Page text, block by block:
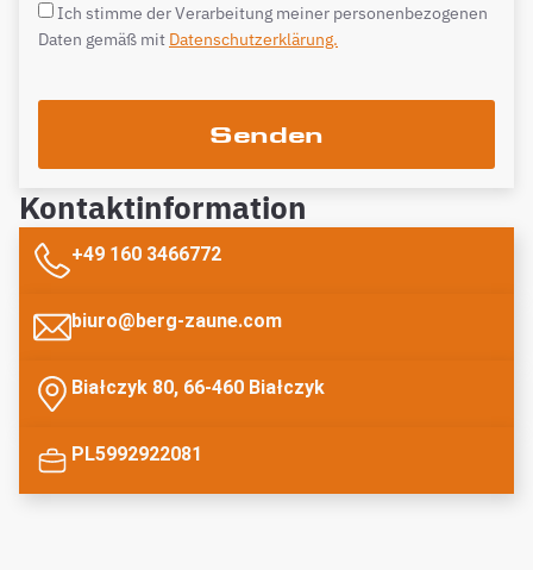
Ich stimme der Verarbeitung meiner personenbezogenen
Daten gemäß mit Datenschutzerklärung.
Senden
Kontaktinformation
+49 160 3466772
biuro@berg-zaune.com
Białczyk 80, 66-460 Białczyk
PL5992922081